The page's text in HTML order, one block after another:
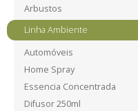
Arbustos
Linha Ambiente
Automóveis
Home Spray
Essencia Concentrada
Difusor 250ml